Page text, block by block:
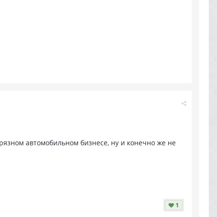
автомобильном бизнесе, ну и конечно же не
1